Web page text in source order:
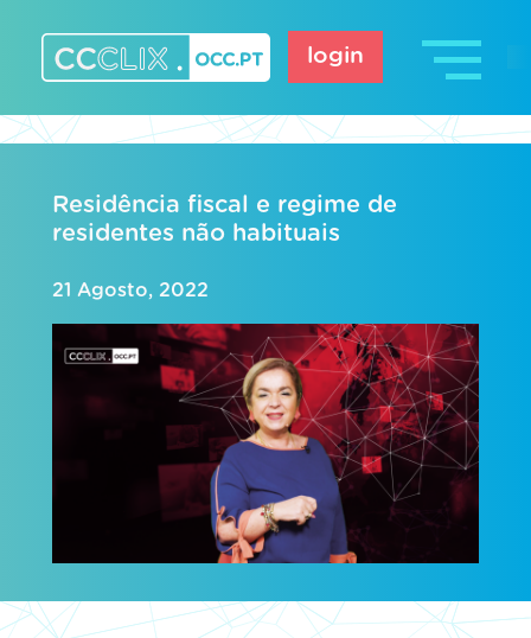
content
login
Residência fiscal e regime de
residentes não habituais
21 Agosto, 2022